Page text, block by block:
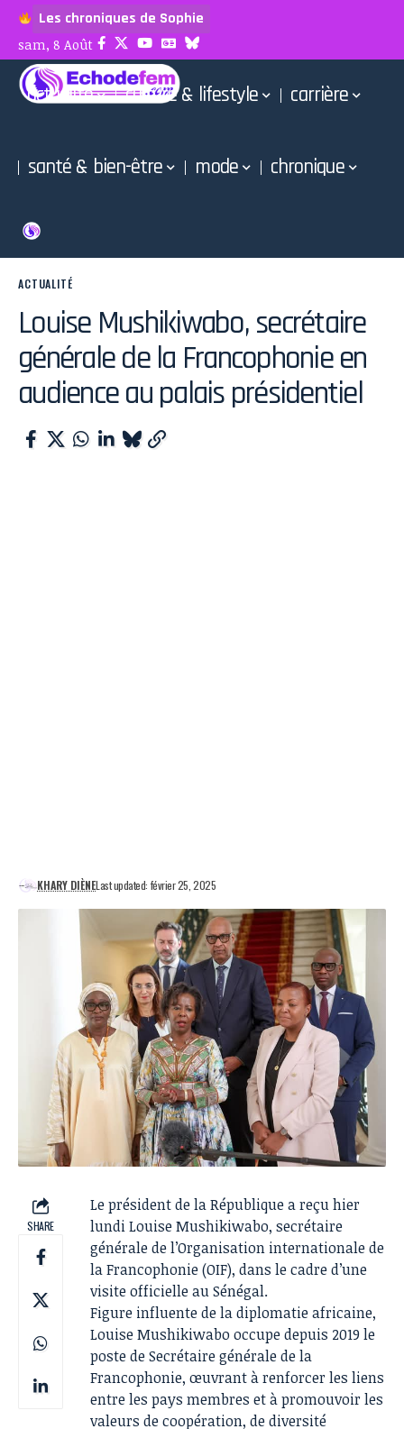
Les chroniques de Sophie
sam, 8 Août
actualité culture & lifestyle carrière
santé & bien-être mode chronique
ACTUALITÉ
Louise Mushikiwabo, secrétaire
générale de la Francophonie en
audience au palais présidentiel
KHARY DIÈNELast updated: février 25, 2025
SHARE
Le président de la République a reçu hier
lundi Louise Mushikiwabo, secrétaire
générale de l’Organisation internationale de
la Francophonie (OIF), dans le cadre d’une
visite officielle au Sénégal.
Figure influente de la diplomatie africaine,
Louise Mushikiwabo occupe depuis 2019 le
poste de Secrétaire générale de la
Francophonie, œuvrant à renforcer les liens
entre les pays membres et à promouvoir les
valeurs de coopération, de diversité